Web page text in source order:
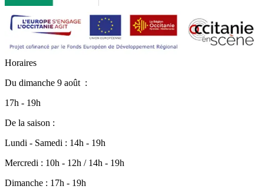
Horaires
Du dimanche 9 août :
17h - 19h
De la saison :
Lundi - Samedi : 14h - 19h
Mercredi : 10h - 12h / 14h - 19h
Dimanche : 17h - 19h